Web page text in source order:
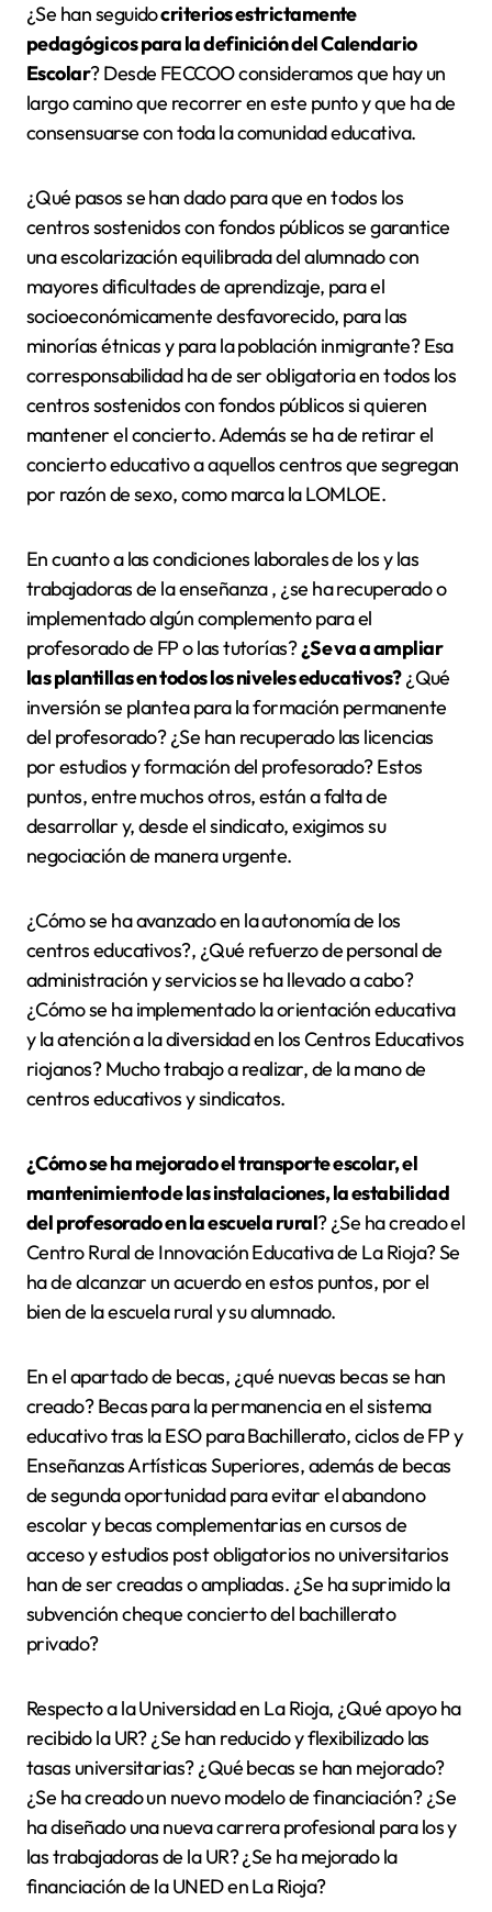
¿Se han seguidocriterios estrictamente
pedagógicos para la definición del Calendario
Escolar? Desde FECCOO consideramos que hay un
largo camino que recorrer en este punto y que ha de
consensuarse con toda la comunidad educativa.
¿Qué pasos se han dado para que en todos los
centros sostenidos con fondos públicos se garantice
una escolarización equilibrada del alumnado con
mayores dificultades de aprendizaje, para el
socioeconómicamente desfavorecido, para las
minorías étnicas y para la población inmigrante? Esa
corresponsabilidad ha de ser obligatoria en todos los
centros sostenidos con fondos públicos si quieren
mantener el concierto. Además se ha de retirar el
concierto educativo a aquellos centros que segregan
por razón de sexo, como marca la LOMLOE.
En cuanto a las condiciones laborales de los y las
trabajadoras de la enseñanza , ¿se ha recuperado o
implementado algún complemento para el
profesorado de FP o las tutorías?¿Se va a ampliar
las plantillas en todos los niveles educativos?¿Qué
inversión se plantea para la formación permanente
del profesorado? ¿Se han recuperado las licencias
por estudios y formación del profesorado? Estos
puntos, entre muchos otros, están a falta de
desarrollar y, desde el sindicato, exigimos su
negociación de manera urgente.
¿Cómo se ha avanzado en la autonomía de los
centros educativos?, ¿Qué refuerzo de personal de
administración y servicios se ha llevado a cabo?
¿Cómo se ha implementado la orientación educativa
y la atención a la diversidad en los Centros Educativos
riojanos? Mucho trabajo a realizar, de la mano de
centros educativos y sindicatos.
¿Cómo se ha mejorado el transporte escolar, el
mantenimiento de las instalaciones, la estabilidad
del profesorado en la escuela rural? ¿Se ha creado el
Centro Rural de Innovación Educativa de La Rioja? Se
ha de alcanzar un acuerdo en estos puntos, por el
bien de la escuela rural y su alumnado.
En el apartado de becas, ¿qué nuevas becas se han
creado? Becas para la permanencia en el sistema
educativo tras la ESO para Bachillerato, ciclos de FP y
Enseñanzas Artísticas Superiores, además de becas
de segunda oportunidad para evitar el abandono
escolar y becas complementarias en cursos de
acceso y estudios post obligatorios no universitarios
han de ser creadas o ampliadas. ¿Se ha suprimido la
subvención cheque concierto del bachillerato
privado?
Respecto a la Universidad en La Rioja, ¿Qué apoyo ha
recibido la UR? ¿Se han reducido y flexibilizado las
tasas universitarias? ¿Qué becas se han mejorado?
¿Se ha creado un nuevo modelo de financiación? ¿Se
ha diseñado una nueva carrera profesional para los y
las trabajadoras de la UR? ¿Se ha mejorado la
financiación de la UNED en La Rioja?